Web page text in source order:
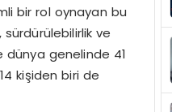
bir rol oynayan bu
ve
genelinde 41
kişiden biri de